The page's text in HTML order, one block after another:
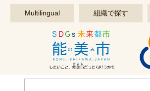
このページの本文へ移動する
Multilingual 組織で探す